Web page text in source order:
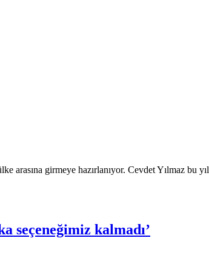
arasına girmeye hazırlanıyor. Cevdet Yılmaz bu
seçeneğimiz kalmadı’